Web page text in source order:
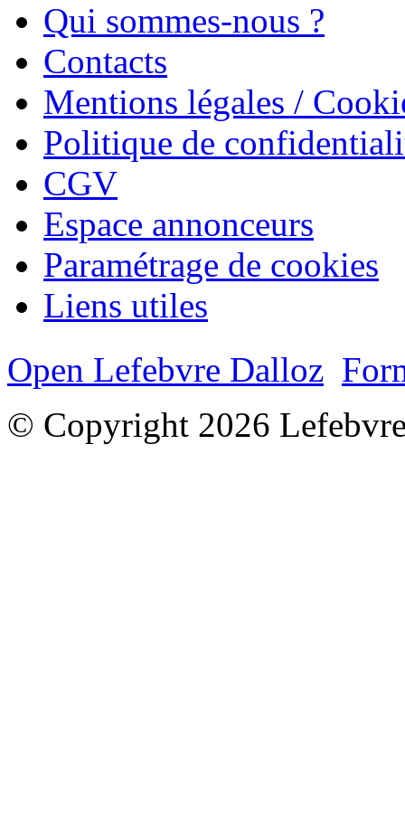
Qui sommes-nous ?
Contacts
Mentions légales /
Politique de
CGV
Espace annonceurs
Paramétrage de cookies
Liens utiles
Open Lefebvre Dalloz
© Copyright 2026